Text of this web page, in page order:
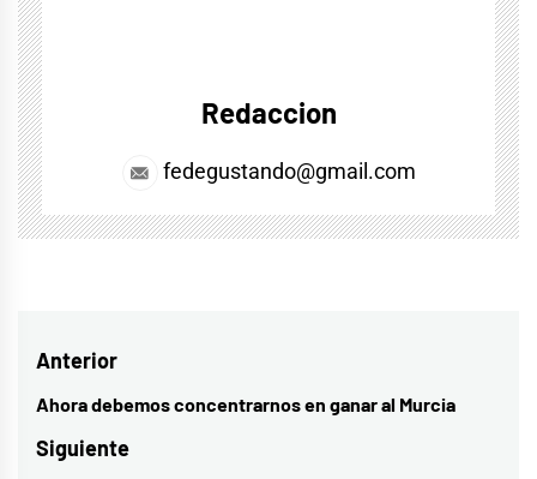
Redaccion
fedegustando@gmail.com
Navegación
de
entradas
Anterior
Entrada
anterior:
Ahora debemos concentrarnos en ganar al Murcia
Siguiente